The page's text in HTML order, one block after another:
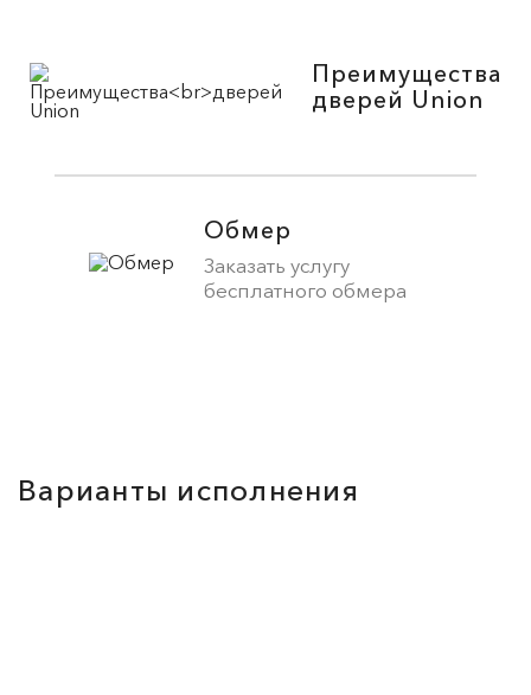
Преимущества
дверей Union
Обмер
Заказать услугу
бесплатного обмера
Варианты исполнения